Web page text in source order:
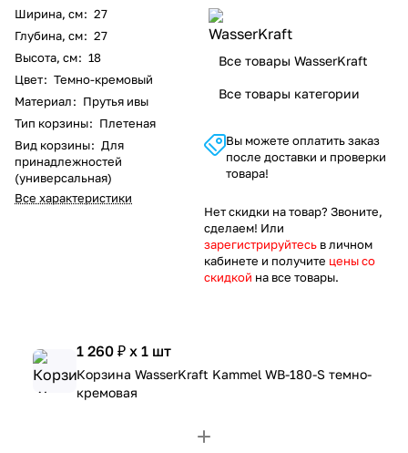
Ширина, см: 27
Глубина, см: 27
Высота, см: 18
Цвет: Темно-кремовый
Материал: Прутья ивы
Тип корзины: Плетеная
Вид корзины: Для
принадлежностей
(универсальная)
Все характеристики
Все товары WasserKraft
Все товары категории
Вы можете оплатить заказ
после доставки и проверки
товара!
Нет скидки на товар? Звоните,
сделаем! Или
зарегистрируйтесь в личном
кабинете и получите цены со
скидкой на все товары.
1 260 ₽ x 1 шт
Корзина WasserKraft Kammel WB-180-S темно-
кремовая